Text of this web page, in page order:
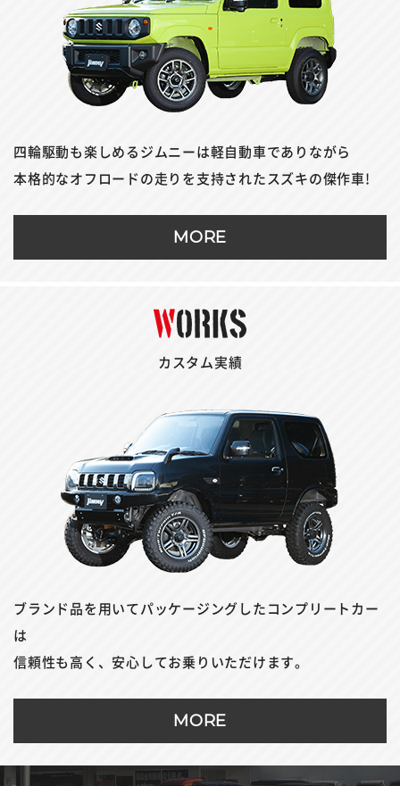
四輪駆動も楽しめるジムニーは軽自動車でありながら
本格的なオフロードの走りを支持されたスズキの傑作車!
MORE
カスタム実績
ブランド品を用いてパッケージングしたコンプリートカー
は
信頼性も高く、安心してお乗りいただけます。
MORE